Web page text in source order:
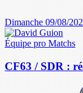
Dimanche 09/08/
Équipe pro Matchs
CF63 / SDR :